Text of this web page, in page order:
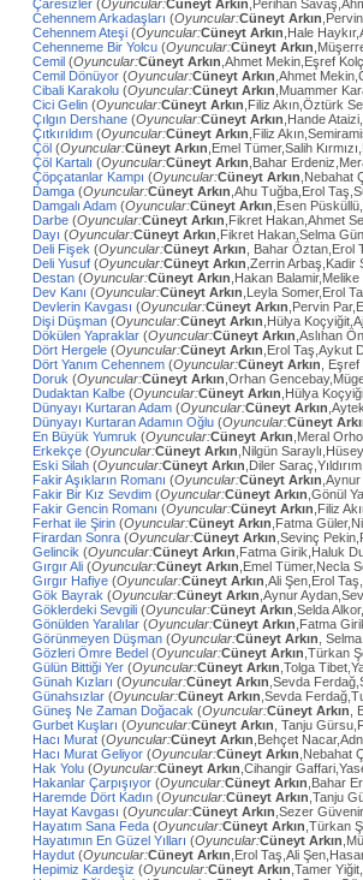
Çaresizler (Oyuncular:Cüneyt Arkın ,Perihan
Cehennem Arkadaşları (Oyuncular:Cüneyt Arkın
Cehennem Ateşi (Oyuncular:Cüneyt Arkın ,Hale
Cehenneme Bir Yolcu (Oyuncular:Cüneyt Arkın
Cemil (Oyuncular:Cüneyt Arkın ,Ahmet Mekin,Eşref
Cemil Dönüyor (Oyuncular:Cüneyt Arkın ,Ahmet
Cibali Karakolu (Oyuncular:Cüneyt Arkın ,Muammer
Cici Gelin (Oyuncular:Cüneyt Arkın ,Filiz Akın,Öztürk
Çılgın Dershane (Oyuncular:Cüneyt Arkın ,Hande
Çıtkırıldım (Oyuncular:Cüneyt Arkın ,Filiz
Çöl (Oyuncular:Cüneyt Arkın ,Emel Tümer,Salih
Çöl Kartalı (Oyuncular:Cüneyt Arkın ,Bahar
Çöpçatanlar Kampı (Oyuncular:Cüneyt Arkın ,Nebahat
Damga (Oyuncular:Cüneyt Arkın ,Ahu Tuğba,Erol
Damgalı Adam (Oyuncular:Cüneyt Arkın ,Esen
Darbe (Oyuncular:Cüneyt Arkın ,Fikret Hakan,Ahmet
Dayı (Oyuncular:Cüneyt Arkın ,Fikret Hakan,Selma
Deli Fişek (Oyuncular:Cüneyt Arkın , Bahar Öztan,Erol
Deli Yusuf (Oyuncular:Cüneyt Arkın ,Zerrin Arbaş,Kadir
Destan (Oyuncular:Cüneyt Arkın ,Hakan
Dev Kanı (Oyuncular:Cüneyt Arkın ,Leyla Somer,Erol
Devlerin Kavgası (Oyuncular:Cüneyt Arkın ,Pervin
Dişi Düşman (Oyuncular:Cüneyt Arkın ,Hülya
Dökülen Yapraklar (Oyuncular:Cüneyt Arkın ,Aslıhan
Dört Hergele (Oyuncular:Cüneyt Arkın ,Erol Taş,Aykut
Dört Yanım Cehennem (Oyuncular:Cüneyt Arkın ,
Doruk (Oyuncular:Cüneyt Arkın ,Orhan
Dudaktan Kalbe (Oyuncular:Cüneyt Arkın ,Hülya
Dünyayı Kurtaran Adam (Oyuncular:Cüneyt Arkın
Dünyayı Kurtaran Adamın Oğlu (Oyuncular:Cüneyt
En Büyük Yumruk (Oyuncular:Cüneyt Arkın ,Meral
Erkekçe (Oyuncular:Cüneyt Arkın ,Nilgün
Eski Silah (Oyuncular:Cüneyt Arkın ,Diler
Fakir Aşıkların Romanı (Oyuncular:Cüneyt Arkın
Fakir Bir Kız Sevdim (Oyuncular:Cüneyt Arkın ,Gönül
Fakir Gencin Romanı (Oyuncular:Cüneyt Arkın ,Filiz
Ferhat ile Şirin (Oyuncular:Cüneyt Arkın ,Fatma
Firardan Sonra (Oyuncular:Cüneyt Arkın ,Sevinç
Gelincik (Oyuncular:Cüneyt Arkın ,Fatma Girik,Haluk
Gırgır Ali (Oyuncular:Cüneyt Arkın ,Emel Tümer,Necla
Gırgır Hafiye (Oyuncular:Cüneyt Arkın ,Ali Şen,Erol
Gök Bayrak (Oyuncular:Cüneyt Arkın ,Aynur
Göklerdeki Sevgili (Oyuncular:Cüneyt Arkın ,Selda
Gönülden Yaralılar (Oyuncular:Cüneyt Arkın ,Fatma
Görünmeyen Düşman (Oyuncular:Cüneyt Arkın ,
Gözleri Ömre Bedel (Oyuncular:Cüneyt Arkın ,Türkan
Gülün Bittiği Yer (Oyuncular:Cüneyt Arkın ,Tolga
Günah Kızları (Oyuncular:Cüneyt Arkın ,Sevda
Günahsızlar (Oyuncular:Cüneyt Arkın ,Sevda
Güneş Ne Zaman Doğacak (Oyuncular:Cüneyt Arkın ,
Gurbet Kuşları (Oyuncular:Cüneyt Arkın , Tanju
Hacı Murat (Oyuncular:Cüneyt Arkın ,Behçet
Hacı Murat Geliyor (Oyuncular:Cüneyt Arkın ,Nebahat
Hak Yolu (Oyuncular:Cüneyt Arkın ,Cihangir
Hakanlar Çarpışıyor (Oyuncular:Cüneyt Arkın ,Bahar
Haremde Dört Kadın (Oyuncular:Cüneyt Arkın ,Tanju
Hayat Kavgası (Oyuncular:Cüneyt Arkın ,Sezer
Hayatım Sana Feda (Oyuncular:Cüneyt Arkın ,Türkan
Hayatımın En Güzel Yılları (Oyuncular:Cüneyt Arkın
Haydut (Oyuncular:Cüneyt Arkın ,Erol Taş,Ali
Hepimiz Kardeşiz (Oyuncular:Cüneyt Arkın ,Tamer